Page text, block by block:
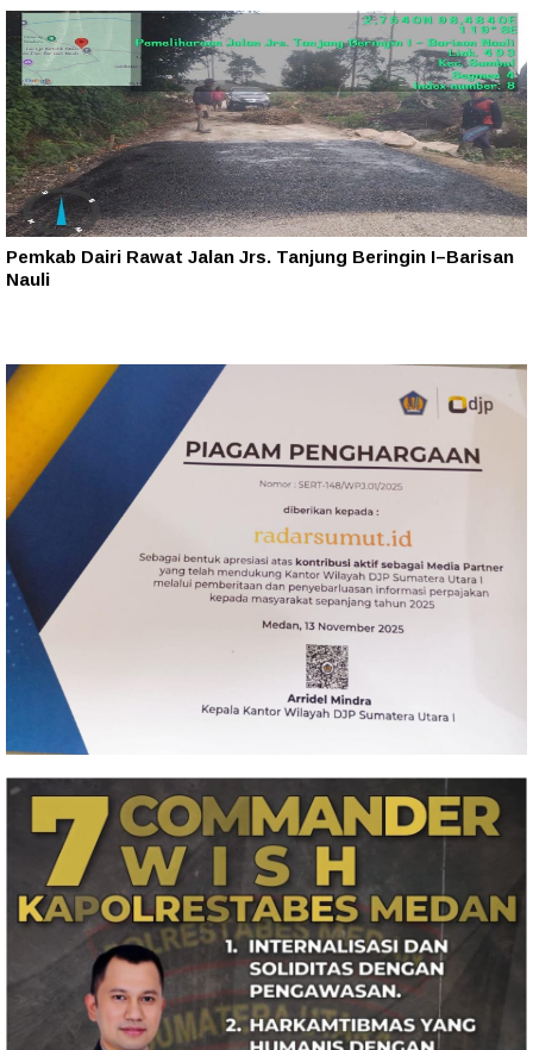
Pemkab Dairi Rawat Jalan Jrs. Tanjung Beringin I–Barisan
Nauli